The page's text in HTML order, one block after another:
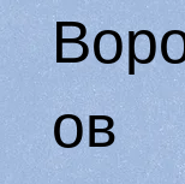
ов